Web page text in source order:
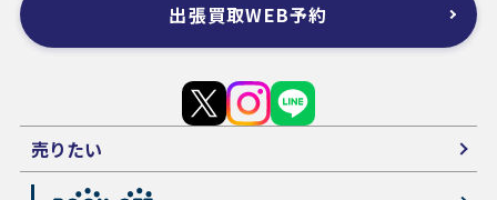
出張買取WEB予約
売りたい